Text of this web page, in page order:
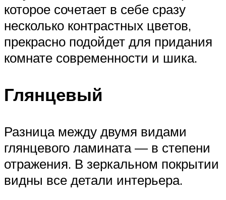
которое сочетает в себе сразу
несколько контрастных цветов,
прекрасно подойдет для придания
комнате современности и шика.
Глянцевый
Разница между двумя видами
глянцевого ламината — в степени
отражения. В зеркальном покрытии
видны все детали интерьера.